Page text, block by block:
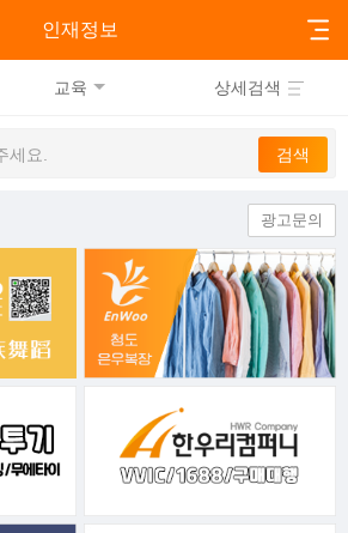
인재정보
교육 상세검색
광고문의